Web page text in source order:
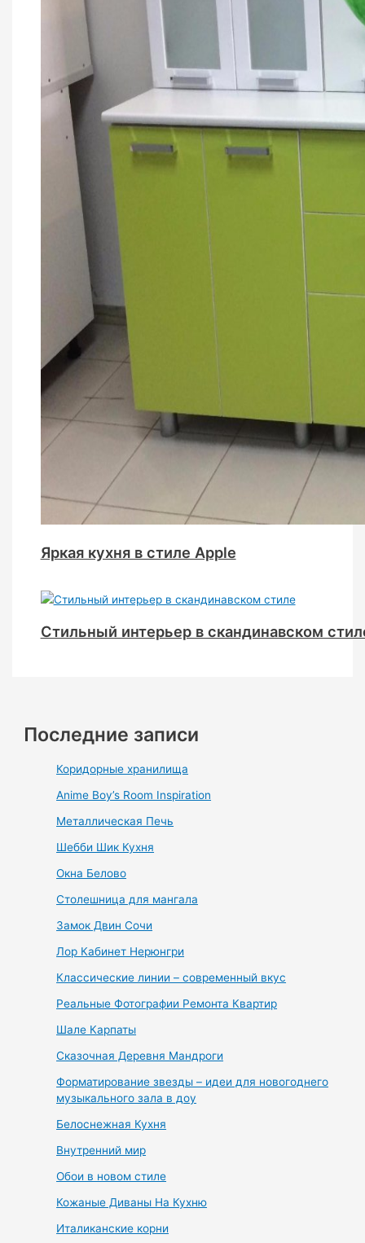
Яркая кухня в стиле Apple
Стильный интерьер в скандинавском
Последние записи
Коридорные хранилища
Anime Boy’s Room Inspiration
Металлическая Печь
Шебби Шик Кухня
Окна Белово
Столешница для мангала
Замок Двин Сочи
Лор Кабинет Нерюнгри
Классические линии – современный вкус
Реальные Фотографии Ремонта Квартир
Шале Карпаты
Сказочная Деревня Мандроги
Форматирование звезды – идеи для новогоднего
музыкального зала в доу
Белоснежная Кухня
Внутренний мир
Обои в новом стиле
Кожаные Диваны На Кухню
Италиканские корни